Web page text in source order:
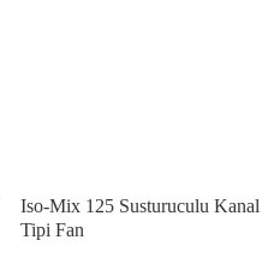
Iso-Mix 125 Susturuculu Kanal
Tipi Fan